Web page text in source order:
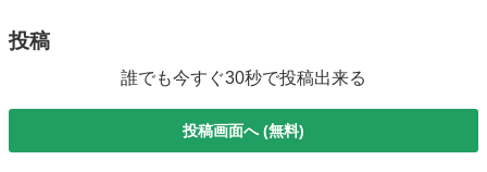
投稿
誰でも今すぐ30秒で投稿出来る
投稿画面へ (無料)